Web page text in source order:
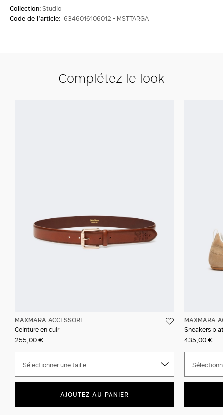
Collection:Studio
Code de l’article: 6346016106012 - MSTTARGA
Complétez le look
MAXMARA ACCESSORI
Ceinture en cuir
255,00 €
Sélectionner une taille
AJOUTEZ AU PANIER
MAXMARA
Sneakers
435,00 €